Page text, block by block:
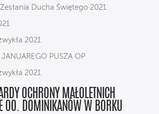
Ducha Świętego 2021
2021
JANUAREGO PUSZA OP
2021
OCHRONY MAŁOLETNICH
OO. DOMINIKANÓW W BORKU